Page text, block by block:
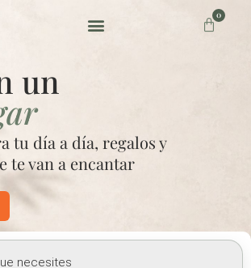
0
Carrito
un
tu día a día, regalos y
te van a encantar